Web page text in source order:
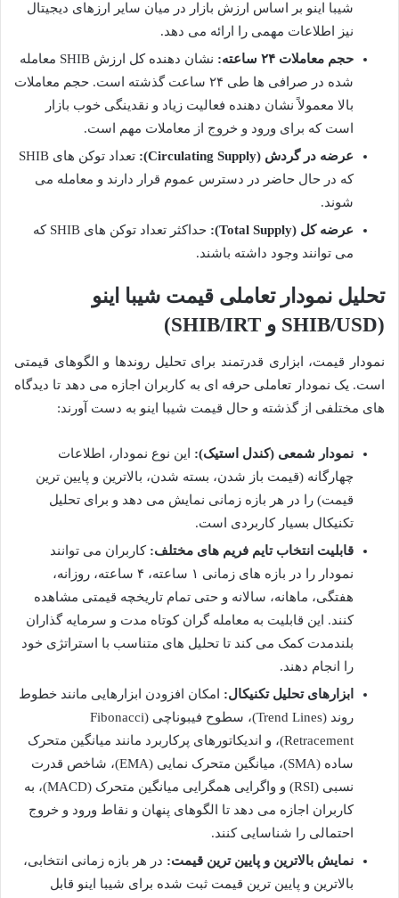
شیبا اینو بر اساس ارزش بازار در میان سایر ارزهای دیجیتال
نیز اطلاعات مهمی را ارائه می دهد.
حجم معاملات ۲۴ ساعته:
نشان دهنده کل ارزش SHIB معامله
شده در صرافی ها طی ۲۴ ساعت گذشته است. حجم معاملات
بالا معمولاً نشان دهنده فعالیت زیاد و نقدینگی خوب بازار
است که برای ورود و خروج از معاملات مهم است.
عرضه در گردش (Circulating Supply):
تعداد توکن های SHIB
که در حال حاضر در دسترس عموم قرار دارند و معامله می
شوند.
عرضه کل (Total Supply):
حداکثر تعداد توکن های SHIB که
می توانند وجود داشته باشند.
تحلیل نمودار تعاملی قیمت شیبا اینو
(SHIB/USD و SHIB/IRT)
نمودار قیمت، ابزاری قدرتمند برای تحلیل روندها و الگوهای قیمتی
است. یک نمودار تعاملی حرفه ای به کاربران اجازه می دهد تا دیدگاه
های مختلفی از گذشته و حال قیمت شیبا اینو به دست آورند:
نمودار شمعی (کندل استیک): این نوع نمودار، اطلاعات
چهارگانه (قیمت باز شدن، بسته شدن، بالاترین و پایین ترین
قیمت) را در هر بازه زمانی نمایش می دهد و برای تحلیل
تکنیکال بسیار کاربردی است.
قابلیت انتخاب تایم فریم های مختلف: کاربران می توانند
نمودار را در بازه های زمانی ۱ ساعته، ۴ ساعته، روزانه،
هفتگی، ماهانه، سالانه و حتی تمام تاریخچه قیمتی مشاهده
کنند. این قابلیت به معامله گران کوتاه مدت و سرمایه گذاران
بلندمدت کمک می کند تا تحلیل های متناسب با استراتژی خود
را انجام دهند.
ابزارهای تحلیل تکنیکال: امکان افزودن ابزارهایی مانند خطوط
روند (Trend Lines)، سطوح فیبوناچی (Fibonacci
Retracement)، و اندیکاتورهای پرکاربرد مانند میانگین متحرک
ساده (SMA)، میانگین متحرک نمایی (EMA)، شاخص قدرت
نسبی (RSI) و واگرایی همگرایی میانگین متحرک (MACD)، به
کاربران اجازه می دهد تا الگوهای پنهان و نقاط ورود و خروج
احتمالی را شناسایی کنند.
نمایش بالاترین و پایین ترین قیمت: در هر بازه زمانی انتخابی،
بالاترین و پایین ترین قیمت ثبت شده برای شیبا اینو قابل